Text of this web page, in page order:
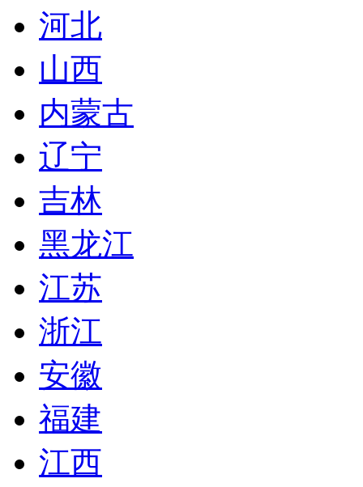
河北
山西
内蒙古
辽宁
吉林
黑龙江
江苏
浙江
安徽
福建
江西